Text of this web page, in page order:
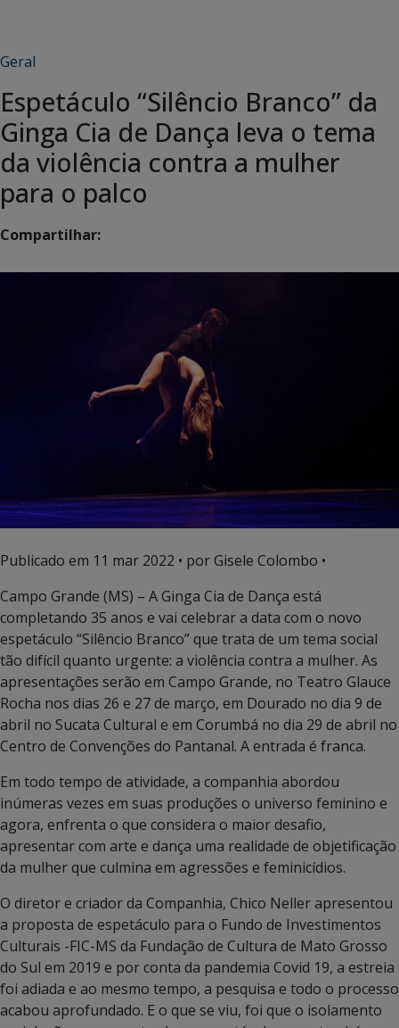
Geral
Espetáculo “Silêncio Branco” da
Ginga Cia de Dança leva o tema
da violência contra a mulher
para o palco
Compartilhar:
Publicado em 11 mar 2022 • por Gisele Colombo •
Campo Grande (MS) – A Ginga Cia de Dança está
completando 35 anos e vai celebrar a data com o novo
espetáculo “Silêncio Branco” que trata de um tema social
tão difícil quanto urgente: a violência contra a mulher. As
apresentações serão em Campo Grande, no Teatro Glauce
Rocha nos dias 26 e 27 de março, em Dourado no dia 9 de
abril no Sucata Cultural e em Corumbá no dia 29 de abril no
Centro de Convenções do Pantanal. A entrada é franca.
Em todo tempo de atividade, a companhia abordou
inúmeras vezes em suas produções o universo feminino e
agora, enfrenta o que considera o maior desafio,
apresentar com arte e dança uma realidade de objetificação
da mulher que culmina em agressões e feminicídios.
O diretor e criador da Companhia, Chico Neller apresentou
a proposta de espetáculo para o Fundo de Investimentos
Culturais -FIC-MS da Fundação de Cultura de Mato Grosso
do Sul em 2019 e por conta da pandemia Covid 19, a estreia
foi adiada e ao mesmo tempo, a pesquisa e todo o processo
acabou aprofundado. E o que se viu, foi que o isolamento